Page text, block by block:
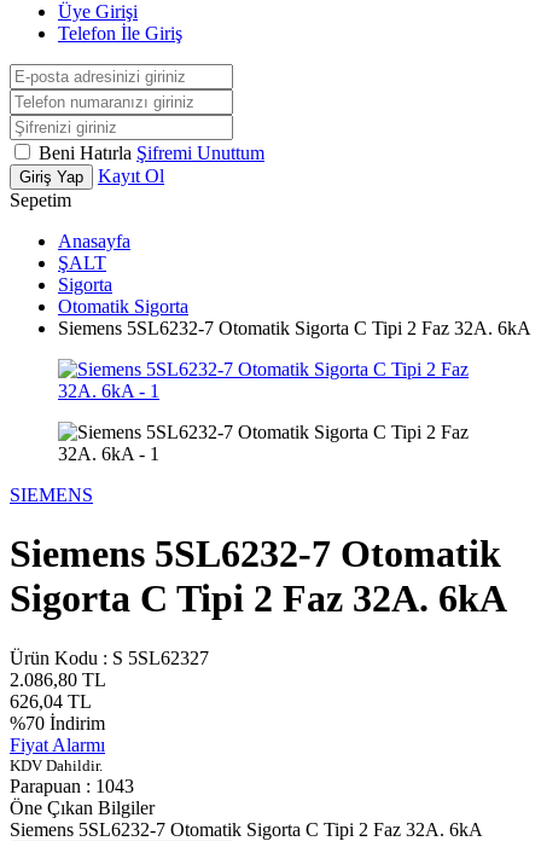
Üye Girişi
Telefon İle Giriş
Beni Hatırla Şifremi Unuttum
Giriş Yap
Kayıt Ol
Sepetim
Anasayfa
ŞALT
Sigorta
Otomatik Sigorta
Siemens 5SL6232-7 Otomatik Sigorta C Tipi 2 Faz 32A. 6kA
SIEMENS
Siemens 5SL6232-7 Otomatik
Sigorta C Tipi 2 Faz 32A. 6kA
Ürün Kodu : S 5SL62327
2.086,80 TL
626,04 TL
%70 İndirim
Fiyat Alarmı
KDV Dahildir.
Parapuan : 1043
Öne Çıkan Bilgiler
Siemens 5SL6232-7 Otomatik Sigorta C Tipi 2 Faz 32A. 6kA